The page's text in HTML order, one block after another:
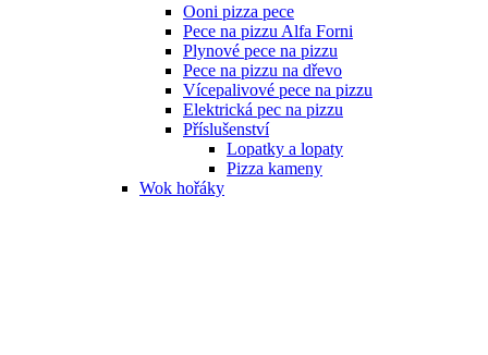
Ooni pizza pece
Pece na pizzu Alfa Forni
Plynové pece na pizzu
Pece na pizzu na dřevo
Vícepalivové pece na pizzu
Elektrická pec na pizzu
Příslušenství
Lopatky a lopaty
Pizza kameny
Wok hořáky